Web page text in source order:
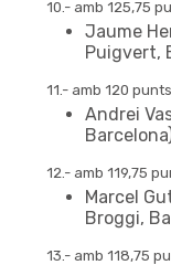
10.- amb 125,75
Jaume
Puigvert,
11.- amb 120 punts
Andrei
12.- amb 119,75
Marcel
Broggi,
13.- amb 118,75